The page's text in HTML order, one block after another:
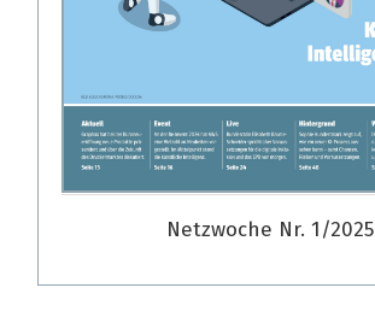
Netzwoche Nr. 1/2025